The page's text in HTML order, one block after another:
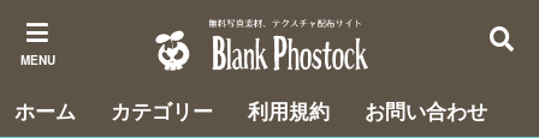
MENU
ホーム カテゴリー 利用規約
お問い合わせ